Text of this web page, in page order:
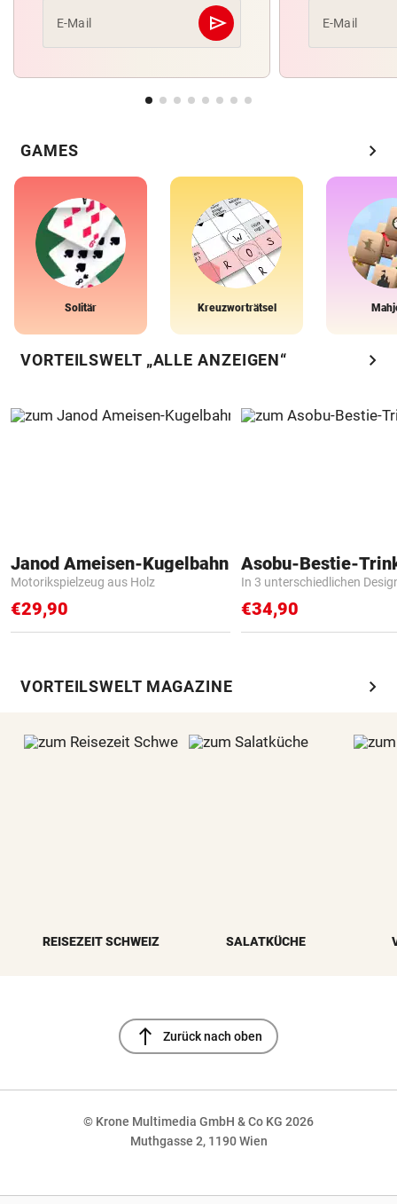
E-Mail send
Abschicken E-Mail
GAMES chevron_right
Solitär Kreuzworträtsel
VORTEILSWELT „ALLE ANZEIGEN“ chevron_right
Janod Ameisen-Kugelbahn
Motorikspielzeug aus Holz
€29,90
Asobu-Bestie-
In 3 unterschiedlichen
€34,90
VORTEILSWELT MAGAZINE chevron_right
REISEZEIT SCHWEIZ SALATKÜCHE
north Zurück nach oben
© Krone Multimedia GmbH & Co KG 2026
Muthgasse 2, 1190 Wien
NaN%